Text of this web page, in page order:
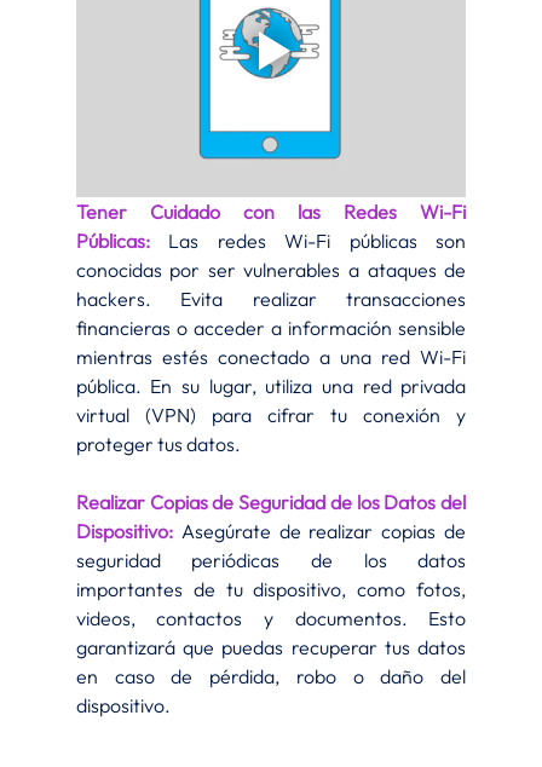
Tener Cuidado con las Redes Wi-Fi
Públicas:
Las redes Wi-Fi públicas son
conocidas por ser vulnerables a ataques de
hackers. Evita realizar transacciones
financieras o acceder a información sensible
mientras estés conectado a una red Wi-Fi
pública. En su lugar, utiliza una red privada
virtual (VPN) para cifrar tu conexión y
proteger tus datos.
Realizar Copias de Seguridad de los Datos del
Dispositivo: Asegúrate de realizar copias de
seguridad periódicas de los datos
importantes de tu dispositivo, como fotos,
videos, contactos y documentos. Esto
garantizará que puedas recuperar tus datos
en caso de pérdida, robo o daño del
dispositivo.